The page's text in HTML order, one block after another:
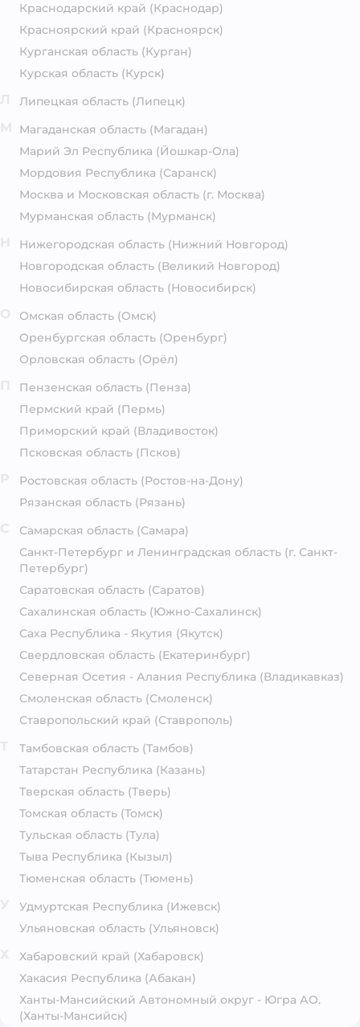
Краснодарский край (Краснодар)
Красноярский край (Красноярск)
Курганская область (Курган)
Курская область (Курск)
Липецкая область (Липецк)
Магаданская область (Магадан)
Марий Эл Республика (Йошкар-Ола)
Мордовия Республика (Саранск)
Москва и Московская область (г. Москва)
Мурманская область (Мурманск)
Нижегородская область (Нижний Новгород)
Новгородская область (Великий Новгород)
Новосибирская область (Новосибирск)
Омская область (Омск)
Оренбургская область (Оренбург)
Орловская область (Орёл)
Пензенская область (Пенза)
Пермский край (Пермь)
Приморский край (Владивосток)
Псковская область (Псков)
Ростовская область (Ростов-на-Дону)
Рязанская область (Рязань)
Самарская область (Самара)
Санкт-Петербург и Ленинградская область (г. Санкт-
Петербург)
Саратовская область (Саратов)
Сахалинская область (Южно-Сахалинск)
Саха Республика - Якутия (Якутск)
Свердловская область (Екатеринбург)
Северная Осетия - Алания Республика (Владикавказ)
Смоленская область (Смоленск)
Ставропольский край (Ставрополь)
Тамбовская область (Тамбов)
Татарстан Республика (Казань)
Тверская область (Тверь)
Томская область (Томск)
Тульская область (Тула)
Тыва Республика (Кызыл)
Тюменская область (Тюмень)
Удмуртская Республика (Ижевск)
Ульяновская область (Ульяновск)
Хабаровский край (Хабаровск)
Хакасия Республика (Абакан)
Ханты-Мансийский Автономный округ - Югра АО.
(Ханты-Мансийск)